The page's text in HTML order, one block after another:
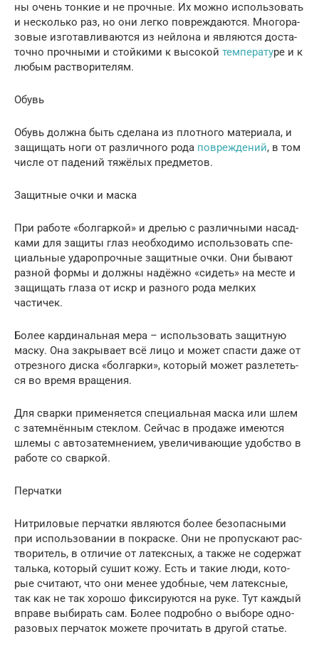
ны очень тон­кие и не проч­ные. Их мож­но исполь­зо­вать
и несколь­ко раз, но они лег­ко повре­жда­ют­ся. Мно­го­ра­
зо­вые изго­тав­ли­ва­ют­ся из ней­ло­на и явля­ют­ся доста­
точ­но проч­ны­ми и стой­ки­ми к высо­кой тем­пе­ра­ту­ре и к
любым растворителям.
Обувь
Обувь долж­на быть сде­ла­на из плот­но­го мате­ри­а­ла, и
защи­щать ноги от раз­лич­но­го рода повре­жде­ний, в том
чис­ле от паде­ний тяжё­лых предметов.
Защит­ные очки и маска
При рабо­те «бол­гар­кой» и дре­лью с раз­лич­ны­ми насад­
ка­ми для защи­ты глаз необ­хо­ди­мо исполь­зо­вать спе­
ци­аль­ные уда­ро­проч­ные защит­ные очки. Они быва­ют
раз­ной фор­мы и долж­ны надёж­но «сидеть» на месте и
защи­щать гла­за от искр и раз­но­го рода мел­ких
частичек.
Более кар­ди­наль­ная мера – исполь­зо­вать защит­ную
мас­ку. Она закры­ва­ет всё лицо и может спа­сти даже от
отрез­но­го дис­ка «бол­гар­ки», кото­рый может раз­ле­теть­
ся во вре­мя вращения.
Для свар­ки при­ме­ня­ет­ся спе­ци­аль­ная мас­ка или шлем
с затем­нён­ным стек­лом. Сей­час в про­да­же име­ют­ся
шле­мы с авто­за­тем­не­ни­ем, уве­ли­чи­ва­ю­щие удоб­ство в
рабо­те со сваркой.
Пер­чат­ки
Нит­ри­ло­вые пер­чат­ки явля­ют­ся более без­опас­ны­ми
при исполь­зо­ва­нии в покрас­ке. Они не про­пус­ка­ют рас­
тво­ри­тель, в отли­чие от латекс­ных, а так­же не содер­жат
таль­ка, кото­рый сушит кожу. Есть и такие люди, кото­
рые счи­та­ют, что они менее удоб­ные, чем латекс­ные,
так как не так хоро­шо фик­си­ру­ют­ся на руке. Тут каж­дый
впра­ве выби­рать сам. Более подроб­но о выбо­ре одно­
ра­зо­вых пер­ча­ток може­те про­чи­тать в дру­гой ста­тье.